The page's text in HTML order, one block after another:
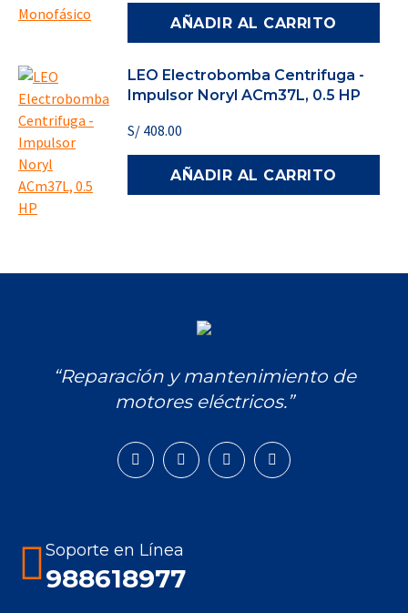
AÑADIR AL CARRITO
LEO Electrobomba Centrifuga -
Impulsor Noryl ACm37L, 0.5 HP
S/ 408.00
AÑADIR AL CARRITO
“Reparación y mantenimiento de
motores eléctricos.”
Encuéntranos en:
Facebook
in
window
Instagram
window
Mail
Whatsapp
Soporte en Línea
988618977